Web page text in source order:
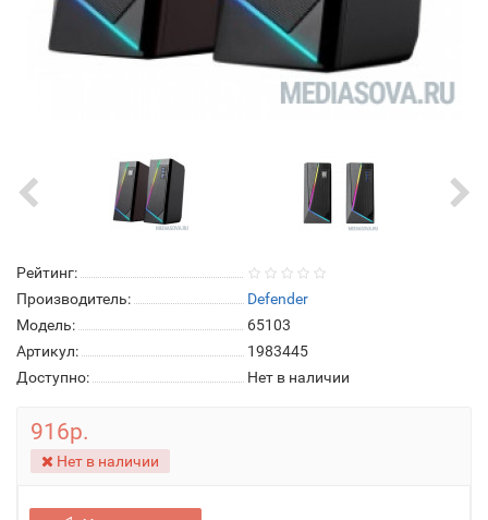
Рейтинг:
Производитель:
Defender
Модель:
65103
Артикул:
1983445
Доступно:
Нет в наличии
916р.
Нет в наличии